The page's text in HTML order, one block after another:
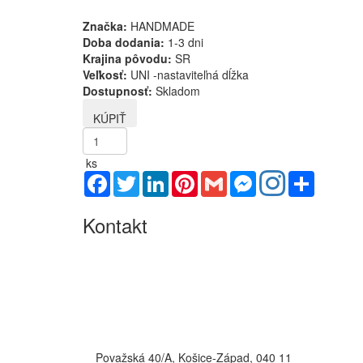
Značka: HANDMADE
Doba dodania: 1-3 dni
Krajina pôvodu: SR
Veľkosť: UNI -nastaviteľná dĺžka
Dostupnosť: Skladom
ks
Facebook
TwitterLinkedInPinterestGmail Messenger
Kontakt
Považská 40/A, Košice-Západ, 040 11